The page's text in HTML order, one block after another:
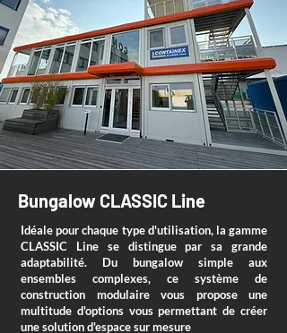
Bungalow CLASSIC Line
Idéale pour chaque type d'utilisation, la gamme
CLASSIC Line se distingue par sa grande
adaptabilité. Du bungalow simple aux
ensembles complexes, ce système de
construction modulaire vous propose une
multitude d'options vous permettant de créer
une solution d'espace sur mesure